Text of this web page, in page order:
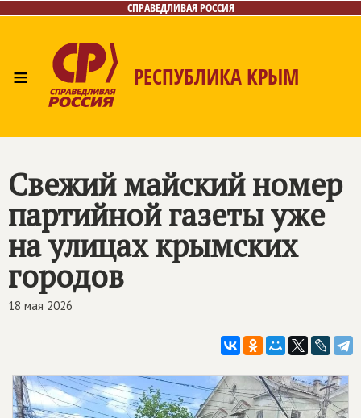
СПРАВЕДЛИВАЯ РОССИЯ
≡ РЕСПУБЛИКА КРЫМ
Контакты
Свежий майский номер
партийной газеты уже
на улицах крымских
городов
18 мая 2026